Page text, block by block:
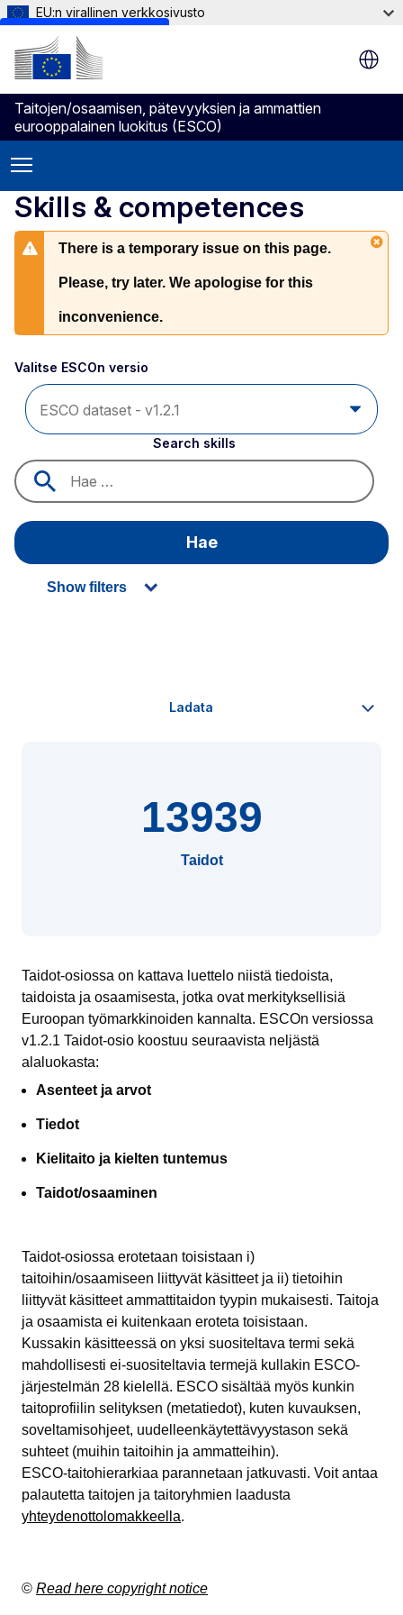
Skip to main content
EU:n virallinen verkkosivusto
Taitojen/osaamisen, pätevyyksien ja ammattien
eurooppalainen luokitus (ESCO)
Skills & competences
There is a temporary issue on this page.
Please, try later. We apologise for this
inconvenience.
Valitse ESCOn versio
Search skills
Hae
Show filters
13939
Taidot
Taidot-osiossa on kattava luettelo niistä tiedoista,
taidoista ja osaamisesta, jotka ovat merkityksellisiä
Euroopan työmarkkinoiden kannalta. ESCOn versiossa
v1.2.1 Taidot-osio koostuu seuraavista neljästä
alaluokasta:
Asenteet ja arvot
Tiedot
Kielitaito ja kielten tuntemus
Taidot/osaaminen
Taidot-osiossa erotetaan toisistaan i)
taitoihin/osaamiseen liittyvät käsitteet ja ii) tietoihin
liittyvät käsitteet ammattitaidon tyypin mukaisesti. Taitoja
ja osaamista ei kuitenkaan eroteta toisistaan.
Kussakin käsitteessä on yksi suositeltava termi sekä
mahdollisesti ei-suositeltavia termejä kullakin ESCO-
järjestelmän 28 kielellä. ESCO sisältää myös kunkin
taitoprofiilin selityksen (metatiedot), kuten kuvauksen,
soveltamisohjeet, uudelleenkäytettävyystason sekä
suhteet (muihin taitoihin ja ammatteihin).
ESCO-taitohierarkiaa parannetaan jatkuvasti. Voit antaa
palautetta taitojen ja taitoryhmien laadusta
yhteydenottolomakkeella.
© Read here copyright notice